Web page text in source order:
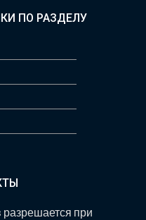
ПО РАЗДЕЛУ
при